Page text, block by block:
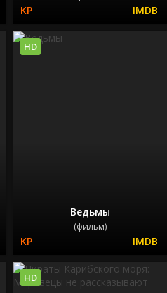
Ведьмы
(фильм)
HD
HD